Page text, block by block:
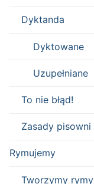
Dyktanda
Dyktowane
Uzupełniane
To nie błąd!
Zasady pisowni
Rymujemy
Tworzymy rymy